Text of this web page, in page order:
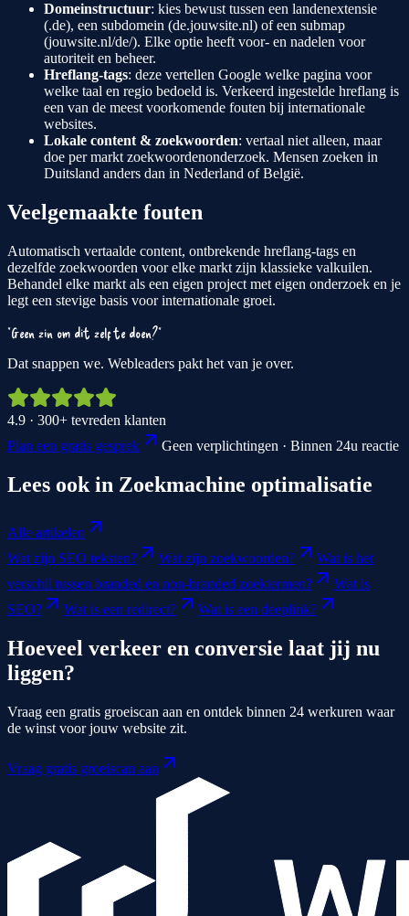
Domeinstructuur: kies bewust tussen een landenextensie
(.de), een subdomein (de.jouwsite.nl) of een submap
(jouwsite.nl/de/). Elke optie heeft voor- en nadelen voor
autoriteit en beheer.
Hreflang-tags: deze vertellen Google welke pagina voor
welke taal en regio bedoeld is. Verkeerd ingestelde hreflang is
een van de meest voorkomende fouten bij internationale
websites.
Lokale content & zoekwoorden: vertaal niet alleen, maar
doe per markt zoekwoordenonderzoek. Mensen zoeken in
Duitsland anders dan in Nederland of België.
Veelgemaakte fouten
Automatisch vertaalde content, ontbrekende hreflang-tags en
dezelfde zoekwoorden voor elke markt zijn klassieke valkuilen.
Behandel elke markt als een eigen project met eigen onderzoek en je
legt een stevige basis voor internationale groei.
"Geen zin om dit zelf te doen?"
Dat snappen we. Webleaders pakt het van je over.
4.9 · 300+ tevreden klanten
Plan een gratis gesprek
Geen verplichtingen · Binnen 24u reactie
Lees ook in Zoekmachine optimalisatie
Alle artikelen
Wat zijn SEO teksten?
Wat zijn zoekwoorden?
Wat is het
verschil tussen branded en non-branded zoektermen?
Wat is
SEO?
Wat is een redirect? Wat is een deeplink?
Hoeveel verkeer en conversie laat jij nu
liggen?
Vraag een gratis groeiscan aan en ontdek binnen 24 werkuren waar
de winst voor jouw website zit.
Vraag gratis groeiscan aan